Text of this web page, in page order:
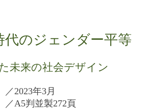
代のジェンダー平等
未来の社会デザイン
2023年3月
／A5判並製272頁